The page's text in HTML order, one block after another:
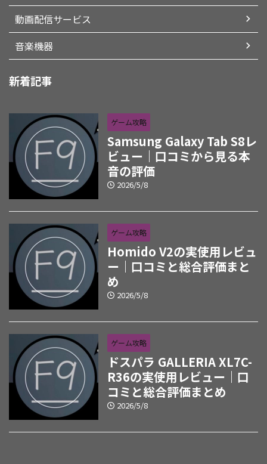
動画配信サービス
音楽機器
新着記事
ゲーム攻略
Samsung Galaxy Tab S8レ
ビュー｜口コミから見る本
音の評価
2026/5/8
ゲーム攻略
Homido V2の実使用レビュ
ー｜口コミと総合評価まと
め
2026/5/8
ゲーム攻略
ドスパラ GALLERIA XL7C-
R36の実使用レビュー｜口
コミと総合評価まとめ
2026/5/8